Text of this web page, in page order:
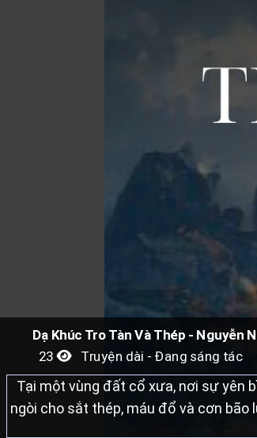
Dạ Khúc Tro Tàn Và Thép - Nguyễn
23
Truyện dài - Đang sáng tác
Tại một vùng đất cổ xưa, nơi sự yên
ngòi cho sắt thép, máu đổ và cơn bão